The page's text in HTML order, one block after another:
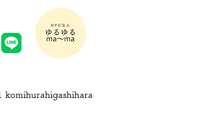
komihurahigashihara